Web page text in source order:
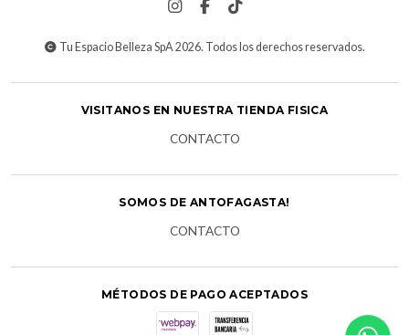
Tu Espacio Belleza SpA 2026. Todos los derechos reservados.
VISITANOS EN NUESTRA TIENDA FISICA
CONTACTO
SOMOS DE ANTOFAGASTA!
CONTACTO
MÉTODOS DE PAGO ACEPTADOS